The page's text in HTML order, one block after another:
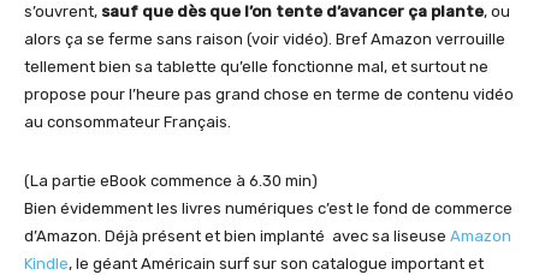
s’ouvrent, sauf que dès que l’on tente d’avancer ça plante, ou
alors ça se ferme sans raison (voir vidéo). Bref Amazon verrouille
tellement bien sa tablette qu’elle fonctionne mal, et surtout ne
propose pour l’heure pas grand chose en terme de contenu vidéo
au consommateur Français.
(La partie eBook commence à 6.30 min)
Bien évidemment les livres numériques c’est le fond de commerce
d’Amazon. Déjà présent et bien implanté avec sa liseuse Amazon
Kindle, le géant Américain surf sur son catalogue important et